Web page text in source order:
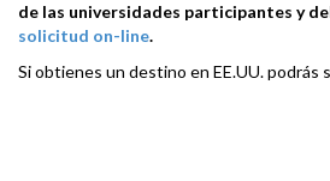
de las universidades participantes y
solicitud on-line.
Si obtienes un destino en EE.UU. podrás